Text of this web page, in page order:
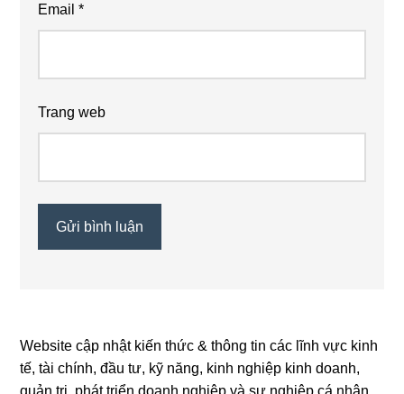
Email*
Trang web
Primary
Sidebar
Website cập nhật kiến thức & thông tin các lĩnh vực kinh
tế, tài chính, đầu tư, kỹ năng, kinh nghiệp kinh doanh,